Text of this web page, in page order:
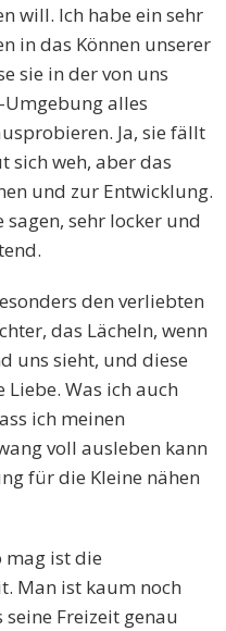
will. Ich habe ein sehr
in das Können unserer
sie in der von uns
Umgebung alles
Ja, sie fällt
sich weh, aber das
und zur Entwicklung.
sagen, sehr locker und
den verliebten
das Lächeln, wenn
uns sieht, und diese
Was ich auch
ich meinen
voll ausleben kann
für die Kleine nähen
mag ist die
Man ist kaum noch
Freizeit genau